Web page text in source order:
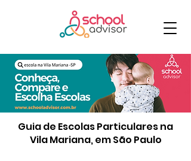
Guia de Escolas Particulares na
Vila Mariana, em São Paulo